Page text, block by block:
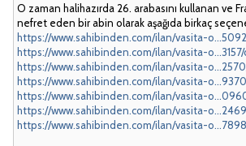
O zaman halihazırda 26. arabasını kullanan ve
nefret eden bir abin olarak aşağıda birkaç
https://www.sahibinden.com/ilan/vasita-
https://www.sahibinden.com/ilan/vasita-
https://www.sahibinden.com/ilan/vasita-
https://www.sahibinden.com/ilan/vasita-
https://www.sahibinden.com/ilan/vasita-
https://www.sahibinden.com/ilan/vasita-
https://www.sahibinden.com/ilan/vasita-